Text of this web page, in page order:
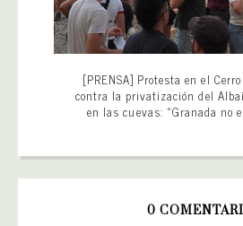
[PRENSA] Protesta en el
contra la privatización del
en las cuevas: «Granada no
0